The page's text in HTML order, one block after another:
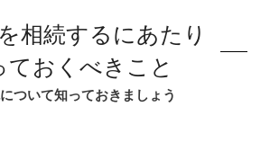
ついて知っておきましょう
相続するにあたり
ておくべきこと